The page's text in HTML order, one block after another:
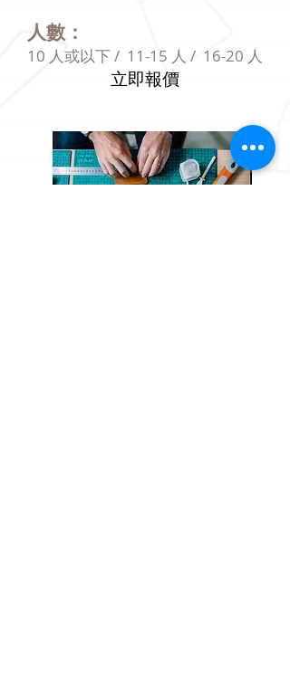
人數：
10 人或以下 / 11-15 人 / 16-20 人
立即報價